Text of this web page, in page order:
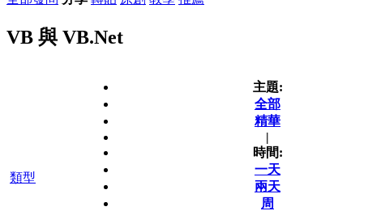
VB 與 VB.Net
類型
主題:
全部
精華
|
時間:
一天
兩天
周